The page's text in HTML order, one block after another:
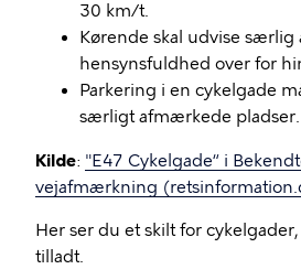
30 km/t.
Kørende skal udvise
hensynsfuldhed over for
Parkering i en cykelgade
særligt afmærkede pladser.
Kilde: "E47 Cykelgade“ i
vejafmærkning
Her ser du et skilt for
tilladt.